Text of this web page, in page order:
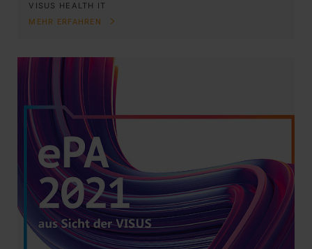
VISUS HEALTH IT
MEHR ERFAHREN